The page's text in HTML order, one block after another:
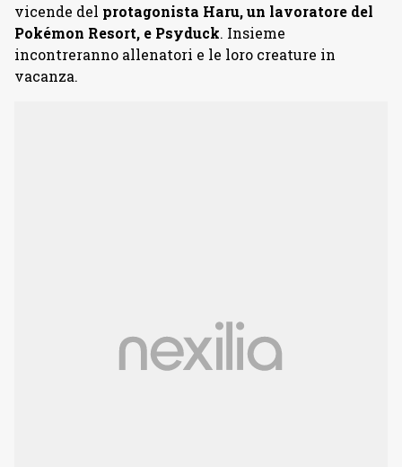
vicende del protagonista Haru, un lavoratore del
Pokémon Resort, e Psyduck. Insieme
incontreranno allenatori e le loro creature in
vacanza.